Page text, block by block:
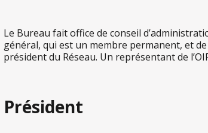
Le Bureau fait office de conseil
général, qui est un membre permanent, et
président du Réseau. Un représentant de
Président